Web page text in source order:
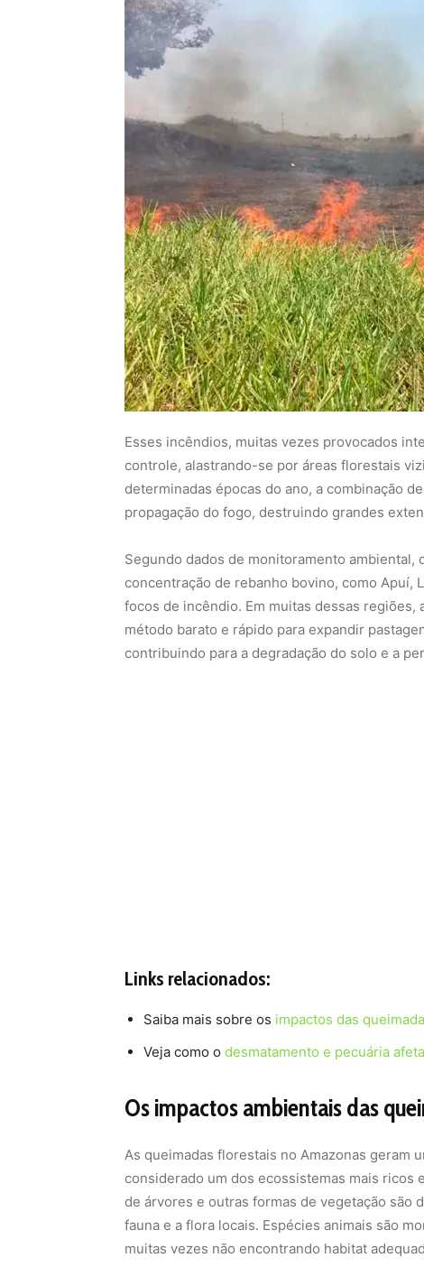
Esses incêndios, muitas vezes provocados
controle, alastrando-se por áreas florestais
determinadas épocas do ano, a combinação
propagação do fogo, destruindo grandes
Segundo dados de monitoramento ambiental,
concentração de rebanho bovino, como Apuí,
focos de incêndio. Em muitas dessas regiões,
método barato e rápido para expandir
contribuindo para a degradação do solo e a
Links relacionados:
Saiba mais sobre os impactos das
Veja como o desmatamento e pecuária
Os impactos ambientais das
As queimadas florestais no Amazonas geram
considerado um dos ecossistemas mais ricos
de árvores e outras formas de vegetação são
fauna e a flora locais. Espécies animais são
muitas vezes não encontrando habitat